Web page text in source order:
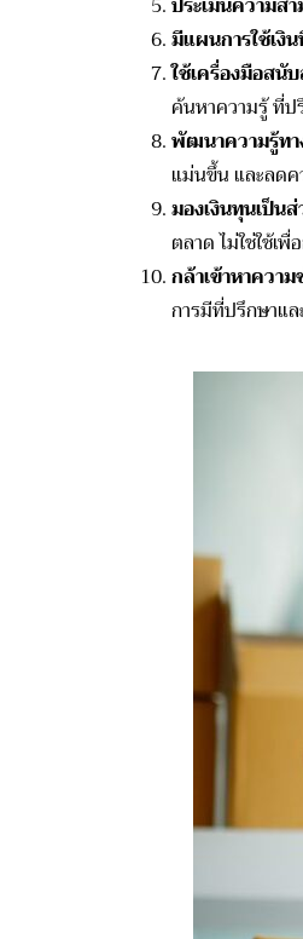
มีแผนการใช้เงิ
ใช้เครื่องมือสนั
ค้นหาความรู้ ที่ป
พัฒนาความรู้ทา
แม่นขึ้น และลดค
มองเงินทุนเป็น
ตลาด ไม่ใช่ใช้เ
กล้าเข้าหาควา
การมีที่ปรึกษาแ